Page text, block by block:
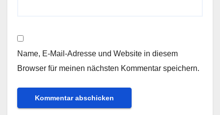
Name, E-Mail-Adresse und Website in diesem
Browser für meinen nächsten Kommentar speichern.